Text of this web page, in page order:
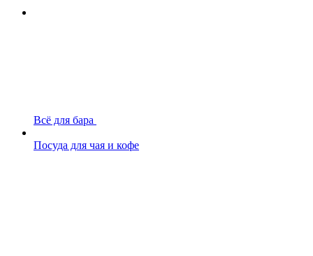
Всё для бара
Посуда для чая и кофе